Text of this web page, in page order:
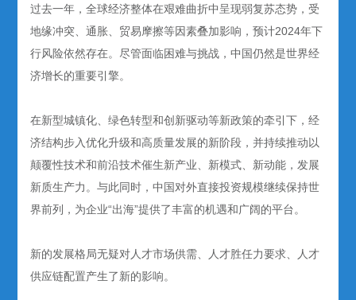
过去一年，全球经济整体在艰难曲折中呈现弱复苏态势，受
地缘冲突、通胀、贸易摩擦等因素叠加影响，预计2024年下
行风险依然存在。尽管面临困难与挑战，中国仍然是世界经
济增长的重要引擎。
在新型城镇化、绿色转型和创新驱动等新政策的牵引下，经
济结构步入优化升级和高质量发展的新阶段，并持续推动以
颠覆性技术和前沿技术催生新产业、新模式、新动能，发展
新质生产力。与此同时，中国对外直接投资规模继续保持世
界前列，为企业“出海”提供了丰富的机遇和广阔的平台。
新的发展格局无疑对人才市场供需、人才胜任力要求、人才
供应链配置产生了新的影响。